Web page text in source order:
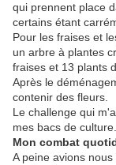
qui prennent place
certains étant
Pour les fraises et
un arbre à plantes
fraises et 13 plants
Après le
contenir des fleurs.
Le challenge qui
mes bacs de culture.
Mon combat
A peine avions